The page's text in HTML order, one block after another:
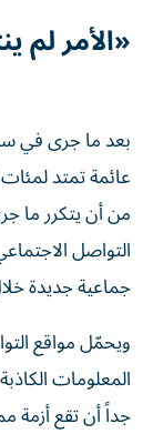
«الأمر لم
بعد ما جرى في
عائمة تمتد
من أن يتكرر ما
التواصل
جماعية جديدة
ويحمّل مواقع
المعلومات
جداً أن تقع أزمة